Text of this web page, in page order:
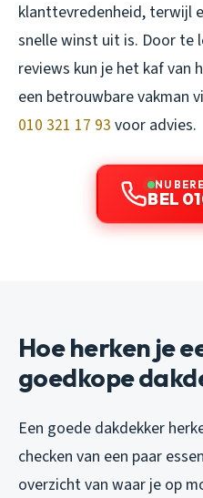
klanttevredenheid, terwijl
snelle winst uit is. Door te
reviews kun je het kaf van
een betrouwbare vakman
010 321 17 93 voor advies.
NU
BEL
Hoe herken je
goedkope
Een goede dakdekker
checken van een paar
overzicht van waar je op